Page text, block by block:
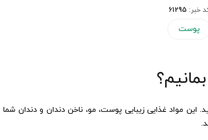
خبر: 61295
پوست
این مواد غذایی زیبایی پوست، مو، ناخن دندان و دندان شما